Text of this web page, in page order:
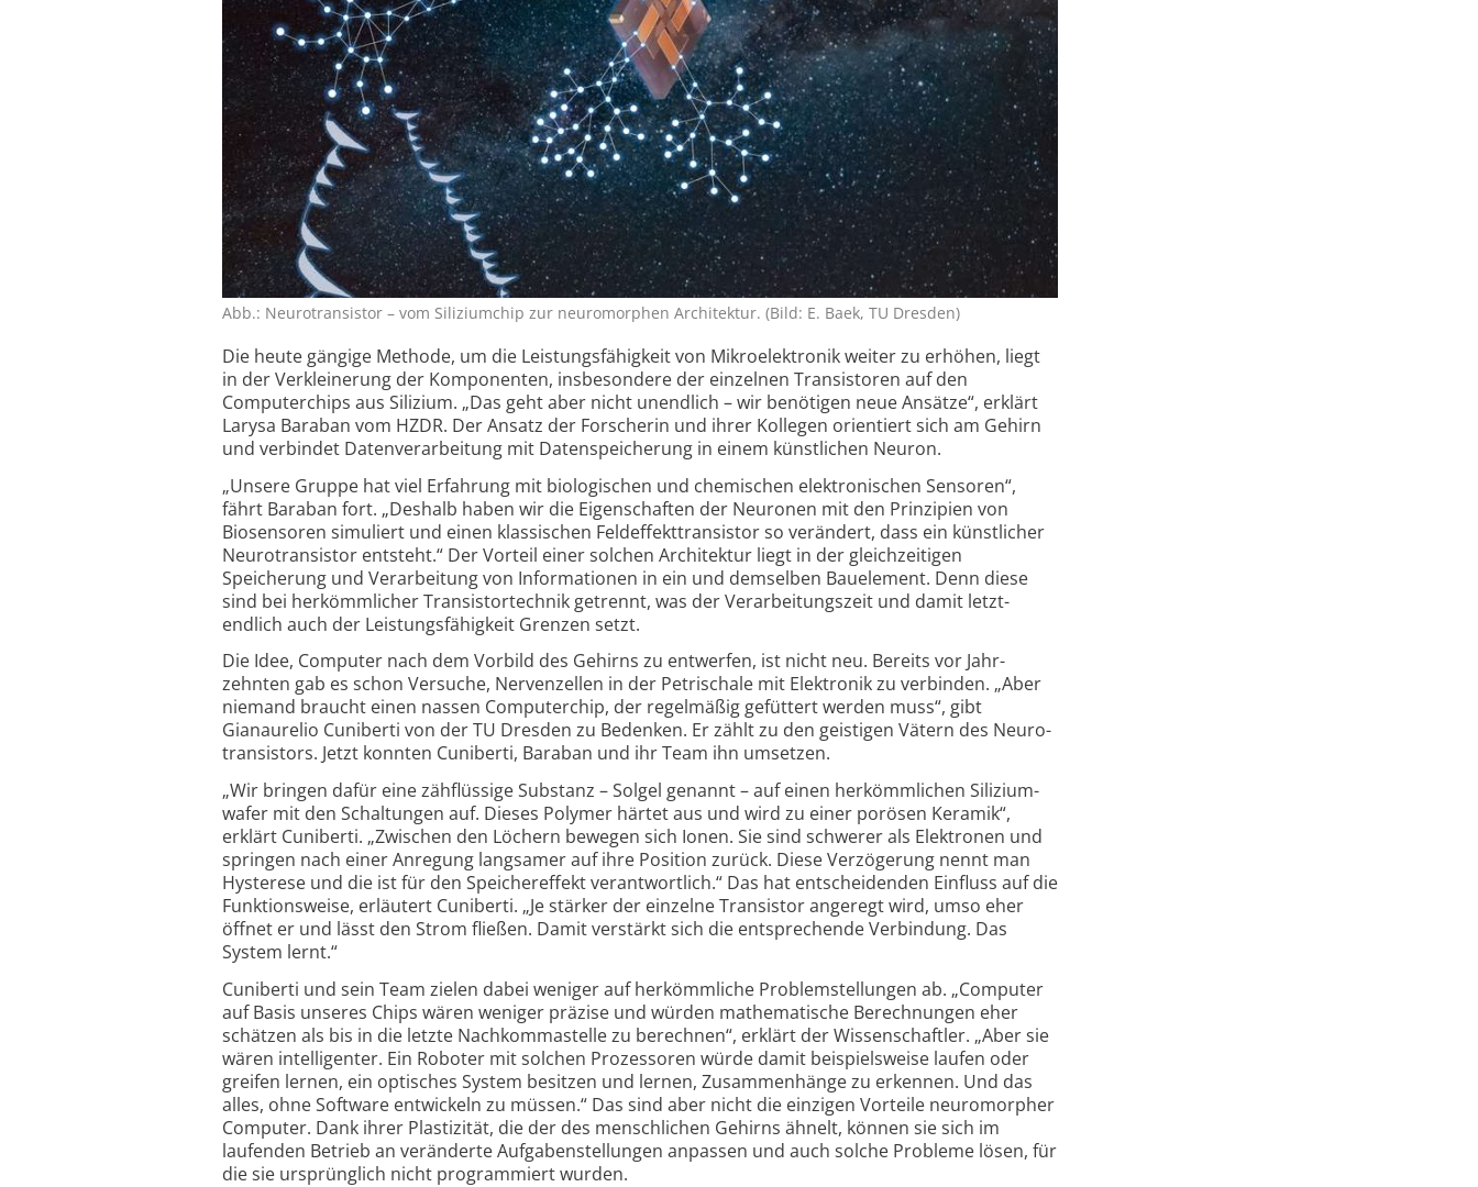
Abb.: Neurotransistor – vom Siliziumchip zur neuromorphen Architektur. (Bild: E. Baek, TU Dresden)
Die heute gängige Methode, um die Leistungs­fähigkeit von Mikro­elektronik weiter zu erhöhen, liegt
in der Verkleinerung der Komponenten, insbesondere der einzelnen Transistoren auf den
Computer­chips aus Silizium. „Das geht aber nicht unendlich – wir benötigen neue Ansätze“, erklärt
Larysa Baraban vom HZDR. Der Ansatz der Forscherin und ihrer Kollegen orientiert sich am Gehirn
und verbindet Daten­verarbei­tung mit Daten­speicherung in einem künst­lichen Neuron.
„Unsere Gruppe hat viel Erfahrung mit biologischen und chemischen elektro­nischen Sensoren“,
fährt Baraban fort. „Deshalb haben wir die Eigen­schaften der Neuronen mit den Prinzipien von
Biosensoren simuliert und einen klassischen Feld­effekt­transistor so verändert, dass ein künst­licher
Neuro­transistor entsteht.“ Der Vorteil einer solchen Architektur liegt in der gleich­zeitigen
Speicherung und Verarbeitung von Informationen in ein und demselben Bauelement. Denn diese
sind bei herkömm­licher Transistor­technik getrennt, was der Verarbeitungs­zeit und damit letzt­
endlich auch der Leistungs­fähigkeit Grenzen setzt.
Die Idee, Computer nach dem Vorbild des Gehirns zu entwerfen, ist nicht neu. Bereits vor Jahr­
zehnten gab es schon Versuche, Nerven­zellen in der Petri­schale mit Elektronik zu verbinden. „Aber
niemand braucht einen nassen Computer­chip, der regel­mäßig gefüttert werden muss“, gibt
Gianaurelio Cuniberti von der TU Dresden zu Bedenken. Er zählt zu den geistigen Vätern des Neuro­
transistors. Jetzt konnten Cuniberti, Baraban und ihr Team ihn umsetzen.
„Wir bringen dafür eine zähflüssige Substanz – Solgel genannt – auf einen herkömm­lichen Silizium­
wafer mit den Schaltungen auf. Dieses Polymer härtet aus und wird zu einer porösen Keramik“,
erklärt Cuniberti. „Zwischen den Löchern bewegen sich Ionen. Sie sind schwerer als Elektronen und
springen nach einer Anregung langsamer auf ihre Position zurück. Diese Verzögerung nennt man
Hysterese und die ist für den Speicher­effekt verantwortlich.“ Das hat entscheidenden Einfluss auf die
Funktions­weise, erläutert Cuniberti. „Je stärker der einzelne Transistor angeregt wird, umso eher
öffnet er und lässt den Strom fließen. Damit verstärkt sich die entsprechende Verbindung. Das
System lernt.“
Cuniberti und sein Team zielen dabei weniger auf herkömmliche Problem­stellungen ab. „Computer
auf Basis unseres Chips wären weniger präzise und würden mathe­matische Berechnungen eher
schätzen als bis in die letzte Nach­komma­stelle zu berechnen“, erklärt der Wissen­schaftler. „Aber sie
wären intelli­genter. Ein Roboter mit solchen Prozessoren würde damit beispiels­weise laufen oder
greifen lernen, ein optisches System besitzen und lernen, Zusammen­hänge zu erkennen. Und das
alles, ohne Software entwickeln zu müssen.“ Das sind aber nicht die einzigen Vorteile neuro­morpher
Computer. Dank ihrer Plastizität, die der des mensch­lichen Gehirns ähnelt, können sie sich im
laufenden Betrieb an veränderte Aufgaben­stellungen anpassen und auch solche Probleme lösen, für
die sie ursprünglich nicht programmiert wurden.